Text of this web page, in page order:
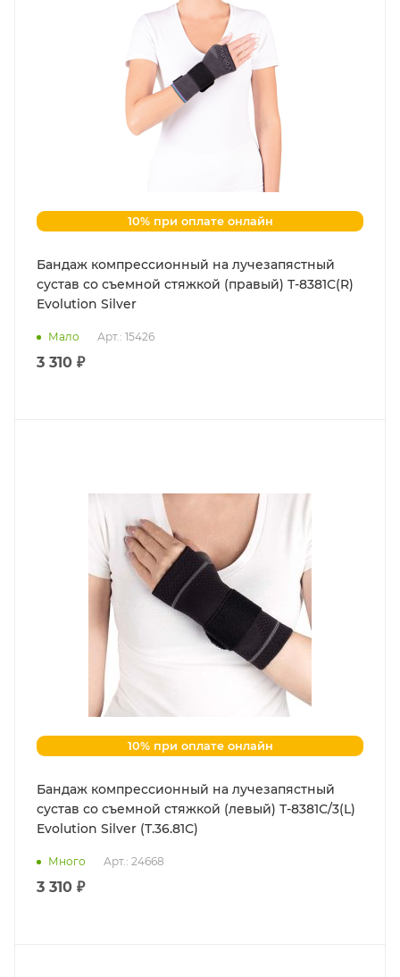
10% при оплате онлайн
Бандаж компрессионный на лучезапястный
сустав со съемной стяжкой (правый) Т-8381С(R)
Evolution Silver
Мало Арт.: 15426
3 310 ₽
10% при оплате онлайн
Бандаж компрессионный на лучезапястный
сустав со съемной стяжкой (левый) Т-8381С/3(L)
Evolution Silver (Т.36.81С)
Много Арт.: 24668
3 310 ₽